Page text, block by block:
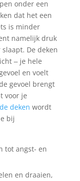
onder een
dat het een
is minder
namelijk druk
De deken
‒ je hele
en voelt
gevoel brengt
voor je
deken wordt
bij
tot angst- en
en draaien,